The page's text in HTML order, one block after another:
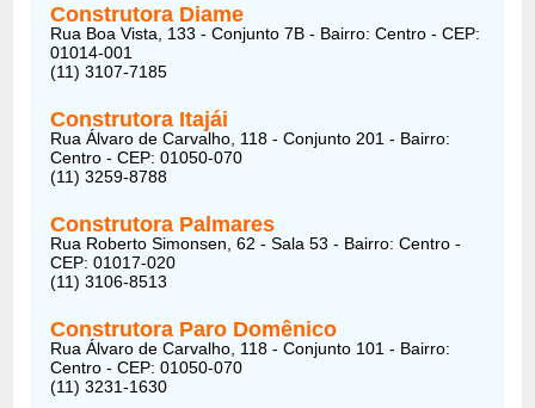
Construtora Diame
Rua Boa Vista, 133 - Conjunto 7B - Bairro: Centro - CEP:
01014-001
(11) 3107-7185
Construtora Itajái
Rua Álvaro de Carvalho, 118 - Conjunto 201 - Bairro:
Centro - CEP: 01050-070
(11) 3259-8788
Construtora Palmares
Rua Roberto Simonsen, 62 - Sala 53 - Bairro: Centro -
CEP: 01017-020
(11) 3106-8513
Construtora Paro Domênico
Rua Álvaro de Carvalho, 118 - Conjunto 101 - Bairro:
Centro - CEP: 01050-070
(11) 3231-1630